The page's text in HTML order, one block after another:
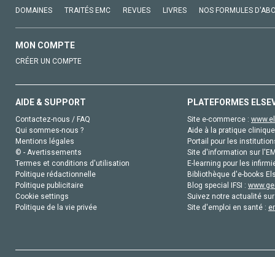
DOMAINES TRAITÉS EMC REVUES LIVRES NOS FORMULES
MON COMPTE
CRÉER UN COMPTE
AIDE & SUPPORT
Contactez-nous / FAQ
Qui sommes-nous ?
Mentions légales
© - Avertissements
Termes et conditions d'utilisation
Politique rédactionnelle
Politique publicitaire
Cookie settings
Politique de la vie privée
PLATEFORMES
Site e-commerce :
Aide à la pratique
Portail pour les
Site d'information sur
E-learning pour les
Bibliothèque d'e-books
Blog special IFSI :
Suivez notre actualité
Site d'emploi en santé :